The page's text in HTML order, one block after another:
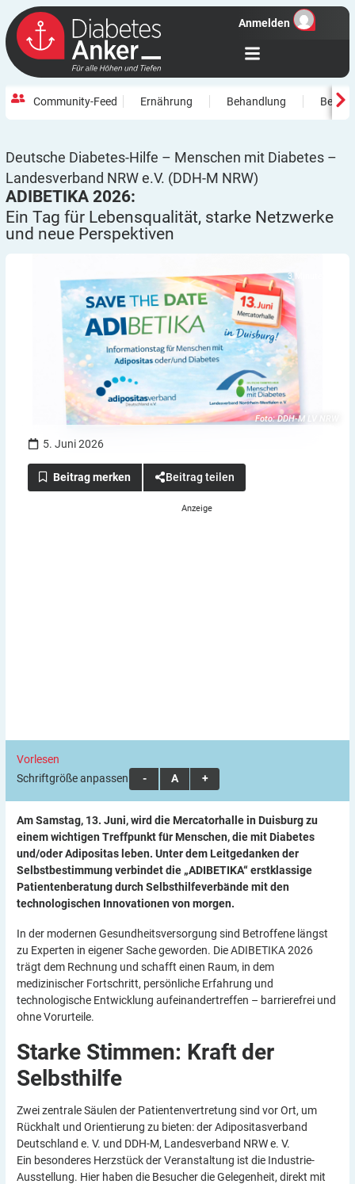
Anmelden
Community-Feed Ernährung Behandlung
Deutsche Diabetes-Hilfe – Menschen mit Diabetes –
Landesverband NRW e.V. (DDH-M NRW)
ADIBETIKA 2026:
Ein Tag für Lebensqualität, starke Netzwerke
und neue Perspektiven
3
Foto: DDH-M LV NRW
5. Juni 2026
Beitrag teilen
Vorlesen
Schriftgröße anpassen:
A A A
Am Samstag, 13. Juni, wird die Mercatorhalle in Duisburg zu
einem wichtigen Treffpunkt für Menschen, die mit Diabetes
und/oder Adipositas leben. Unter dem Leitgedanken der
Selbstbestimmung verbindet die „ADIBETIKA“ erstklassige
Patientenberatung durch Selbsthilfeverbände mit den
technologischen Innovationen von morgen.
In der modernen Gesundheitsversorgung sind Betroffene längst
zu Experten in eigener Sache geworden. Die ADIBETIKA 2026
trägt dem Rechnung und schafft einen Raum, in dem
medizinischer Fortschritt, persönliche Erfahrung und
technologische Entwicklung aufeinandertreffen – barrierefrei und
ohne Vorurteile.
Starke Stimmen: Kraft der
Selbsthilfe
Zwei zentrale Säulen der Patientenvertretung sind vor Ort, um
Rückhalt und Orientierung zu bieten: der Adipositasverband
Deutschland e. V. und DDH-M, Landesverband NRW e. V.
Ein besonderes Herzstück der Veranstaltung ist die Industrie-
Ausstellung. Hier haben die Besucher die Gelegenheit, direkt mit